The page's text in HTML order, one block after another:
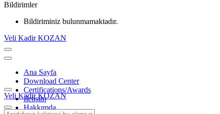
Bildirimler
Bildiriminiz bulunmamaktadır.
Veli Kadir KOZAN
Ana Sayfa
Download Center
Certifications/Awards
İletişim
Hakkımda
Veli Kadir KOZAN